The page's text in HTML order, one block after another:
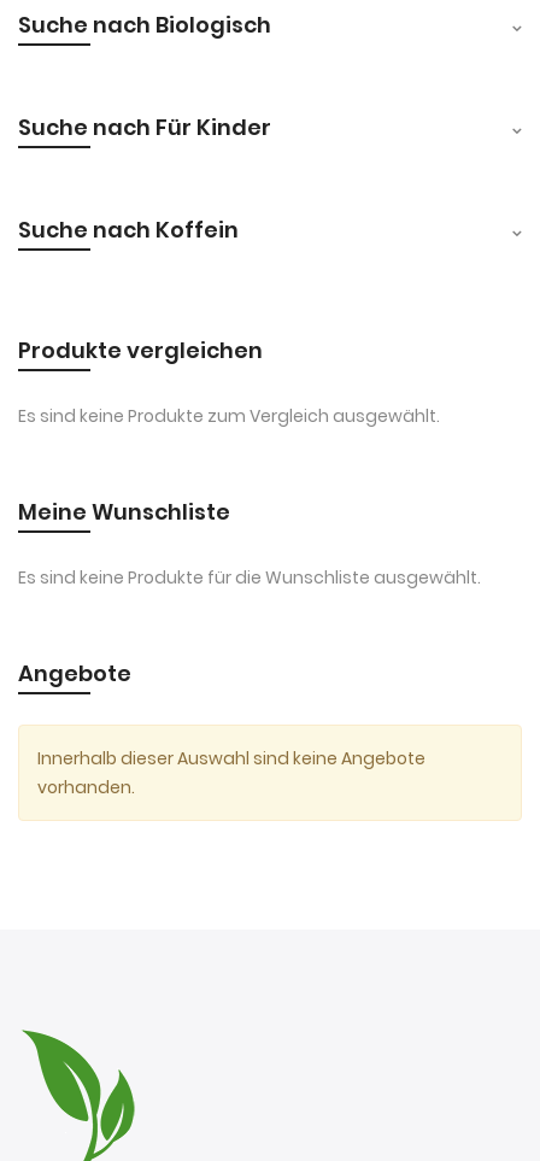
Suche nach Biologisch
Suche nach Für Kinder
Suche nach Koffein
Produkte vergleichen
Es sind keine Produkte zum Vergleich ausgewählt.
Meine Wunschliste
Es sind keine Produkte für die Wunschliste ausgewählt.
Angebote
Innerhalb dieser Auswahl sind keine Angebote
vorhanden.